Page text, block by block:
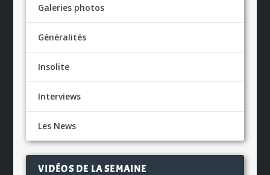
Galeries photos
Généralités
Insolite
Interviews
Les News
VIDÉOS DE LA SEMAINE